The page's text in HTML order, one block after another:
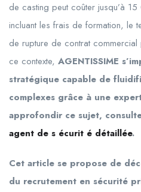
de casting peut coûter jusqu’à
incluant les frais de formation, le
de rupture de contrat
ce contexte, AGENTISSIME
stratégique capable de
complexes grâce à une
approfondir ce sujet,
agent de s écurit é détaillée.
Cet article se propose de
du recrutement en sécurité